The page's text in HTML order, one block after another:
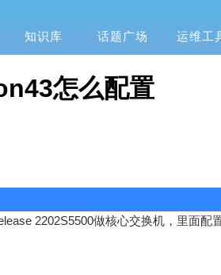
知识库 话题广场 运维工
怎么配置
2202S5500做核心交换机，里面